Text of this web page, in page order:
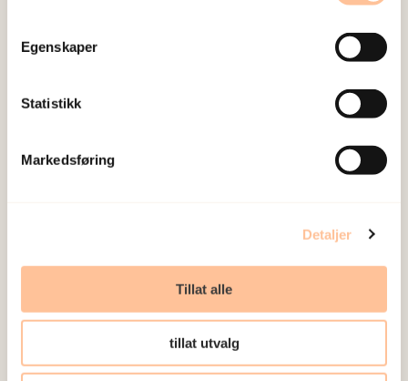
Egenskaper
Statistikk
Markedsføring
Detaljer
Tillat alle
tillat utvalg